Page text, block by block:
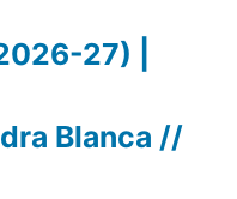
27) |
Blanca //